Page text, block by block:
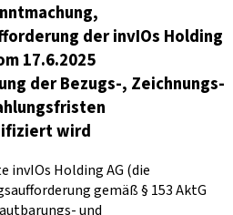
der invIOs Holding
17.6.2025
der Bezugs-, Zeichnungs-
wird
invIOs Holding AG (die
gemäß § 153 AktG
und